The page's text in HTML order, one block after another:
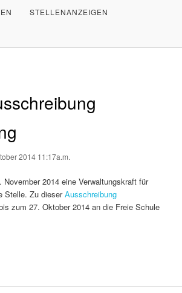
STELLENANZEIGEN
2014 11:17a.m.
2014 eine Verwaltungskraft für
Stelle. Zu dieserAusschreibung
zum 27. Oktober 2014 an die Freie Schule